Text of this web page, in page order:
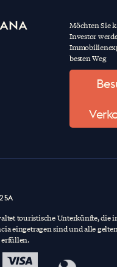
Möchten Sie
Investor
besten Weg
touristische Unterkünfte, die
eingetragen sind und alle